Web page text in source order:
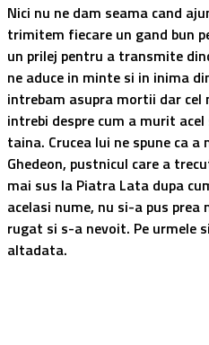
Nici nu ne dam seama cand
trimitem fiecare un gand bun
un prilej pentru a transmite
ne aduce in minte si in inima
intrebam asupra mortii dar cel
intrebi despre cum a murit
taina. Crucea lui ne spune ca
Ghedeon, pustnicul care a
mai sus la Piatra Lata dupa
acelasi nume, nu si-a pus
rugat si s-a nevoit. Pe urmele
altadata.